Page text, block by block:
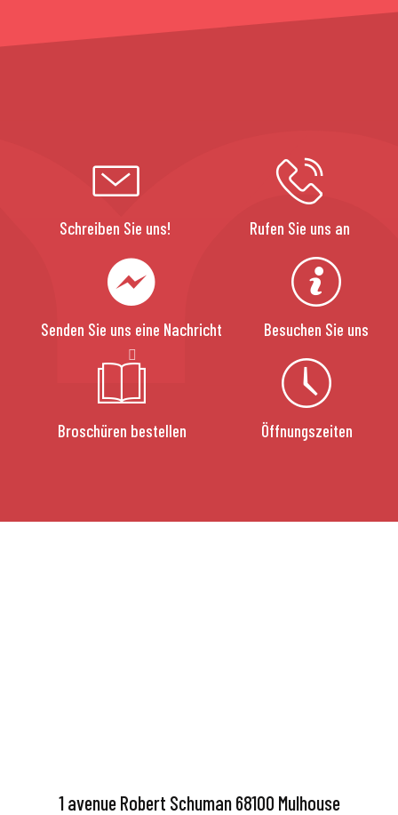
Schreiben Sie uns! Rufen Sie uns an
Senden Sie uns eine Nachricht Besuchen Sie uns
Broschüren bestellen Öffnungszeiten
1 avenue Robert Schuman 68100 Mulhouse